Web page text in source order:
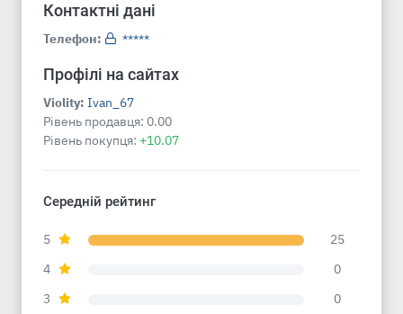
Контактні дані
Телефон: *****
Профілі на сайтах
Violity: Ivan_67
Рівень продавця: 0.00
Рівень покупця: +10.07
Середній рейтинг
5
25
4
0
3
0